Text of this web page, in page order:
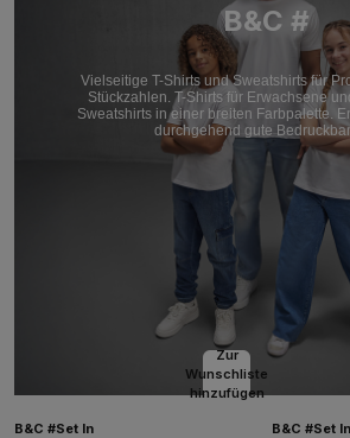
B&C #
Vielseitige T-Shirts und Sweatshirts für
Stückzahlen. T-Shirts für Erwachsene
Sweatshirts in einer breiten Farbpalette.
durchgehend gute
Zur
Wunschliste
hinzufügen
B&C #Set In B&C #Set